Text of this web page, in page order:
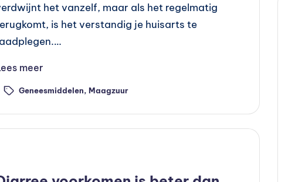
het vanzelf, maar als het regelmatig
is het verstandig je huisarts te
meer
Geneesmiddelen, Maagzuur